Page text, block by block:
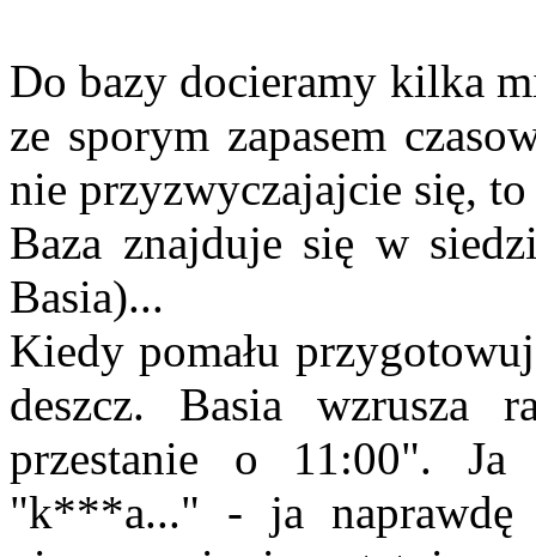
Do bazy docieramy kilka
ze sporym zapasem
nie przyzwyczajajcie się,
Baza znajduje się w
Basia)...
Kiedy pomału
deszcz. Basia
przestanie o 11:00". Ja
"k***a..." - ja naprawdę